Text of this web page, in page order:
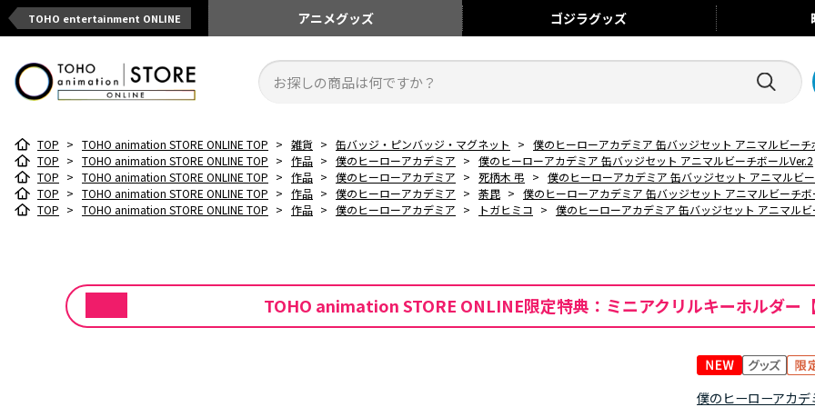
TOHO entertainment ONLINE アニメグッズ ゴジラグッズ
TOP > TOHO animation STORE ONLINE TOP > 雑貨 > 缶バッジ・ピンバッジ・マグネット > 僕のヒーローアカデミア 缶バッジセット アニマルビーチ
TOP > TOHO animation STORE ONLINE TOP > 作品 > 僕のヒーローアカデミア > 僕のヒーローアカデミア 缶バッジセット アニマルビーチボールVer.2
TOP > TOHO animation STORE ONLINE TOP > 作品 > 僕のヒーローアカデミア > 死柄木 弔 > 僕のヒーローアカデミア 缶バッジセット アニマルビ
TOP > TOHO animation STORE ONLINE TOP > 作品 > 僕のヒーローアカデミア > 荼毘 > 僕のヒーローアカデミア 缶バッジセット アニマルビーチボ
TOP > TOHO animation STORE ONLINE TOP > 作品 > 僕のヒーローアカデミア > トガヒミコ > 僕のヒーローアカデミア 缶バッジセット アニマルビ
TOHO animation STORE ONLINE限定特典：ミニアクリルキーホルダー
僕のヒーローアカデ